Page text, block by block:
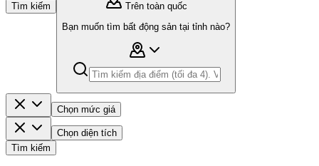
Tìm kiếm
Trên toàn quốc
Bạn muốn tìm bất động sản tại tỉnh nào?
Chọn mức giá
Chọn diện tích
Tìm kiếm